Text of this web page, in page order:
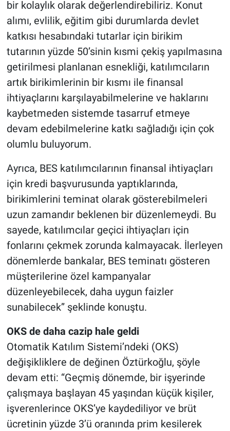
bir kolaylık olarak değerlendirebiliriz. Konut
alımı, evlilik, eğitim gibi durumlarda devlet
katkısı hesabındaki tutarlar için birikim
tutarının yüzde 50’sinin kısmi çekiş yapılmasına
getirilmesi planlanan esnekliği, katılımcıların
artık birikimlerinin bir kısmı ile finansal
ihtiyaçlarını karşılayabilmelerine ve haklarını
kaybetmeden sistemde tasarruf etmeye
devam edebilmelerine katkı sağladığı için çok
olumlu buluyorum.
Ayrıca, BES katılımcılarının finansal ihtiyaçları
için kredi başvurusunda yaptıklarında,
birikimlerini teminat olarak gösterebilmeleri
uzun zamandır beklenen bir düzenlemeydi. Bu
sayede, katılımcılar geçici ihtiyaçları için
fonlarını çekmek zorunda kalmayacak. İlerleyen
dönemlerde bankalar, BES teminatı gösteren
müşterilerine özel kampanyalar
düzenleyebilecek, daha uygun faizler
sunabilecek” şeklinde konuştu.
OKS de daha cazip hale geldi
Otomatik Katılım Sistemi’ndeki (OKS)
değişikliklere de değinen Öztürkoğlu, şöyle
devam etti: “Geçmiş dönemde, bir işyerinde
çalışmaya başlayan 45 yaşından küçük kişiler,
işverenlerince OKS’ye kaydediliyor ve brüt
ücretinin yüzde 3’ü oranında prim kesilerek